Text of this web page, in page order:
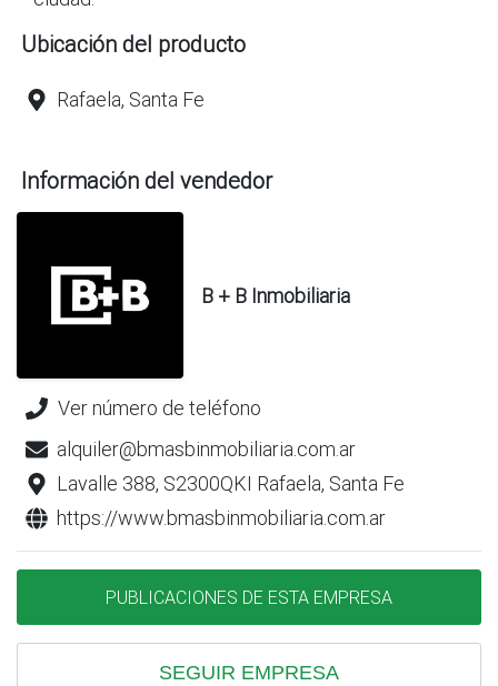
Ubicación del producto
Rafaela, Santa Fe
Información del vendedor
B + B Inmobiliaria
Ver número de teléfono
alquiler@bmasbinmobiliaria.com.ar
Lavalle 388, S2300QKI Rafaela, Santa Fe
https://www.bmasbinmobiliaria.com.ar
PUBLICACIONES DE ESTA EMPRESA
SEGUIR EMPRESA